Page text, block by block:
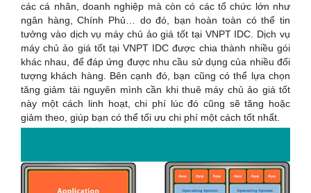
các cá nhân, doanh nghiệp mà còn có các tổ chức lớn như
ngân hàng, Chính Phủ… do đó, bạn hoàn toàn có thể tin
tưởng vào dịch vụ máy chủ ảo giá tốt tại VNPT IDC. Dịch vụ
máy chủ ảo giá tốt tại VNPT IDC được chia thành nhiều gói
khác nhau, để đáp ứng được nhu cầu sử dụng của nhiều đối
tượng khách hàng. Bên cạnh đó, bạn cũng có thể lựa chọn
tăng giảm tài nguyên mình cần khi thuê máy chủ ảo giá tốt
này một cách linh hoạt, chi phí lúc đó cũng sẽ tăng hoặc
giảm theo, giúp bạn có thể tối ưu chi phí một cách tốt nhất.